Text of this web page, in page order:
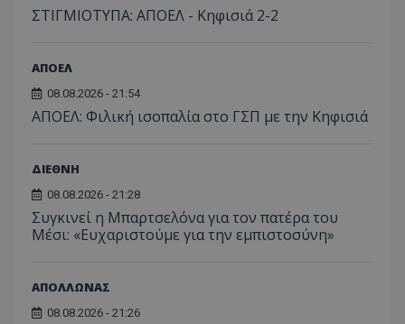
ΣΤΙΓΜΙΟΤΥΠΑ: ΑΠΟΕΛ - Κηφισιά 2-2
ΑΠΟΕΛ
08.08.2026 - 21:54
ΑΠΟΕΛ: Φιλική ισοπαλία στο ΓΣΠ με την Κηφισιά
ΔΙΕΘΝΗ
08.08.2026 - 21:28
Συγκινεί η Μπαρτσελόνα για τον πατέρα του
Μέσι: «Ευχαριστούμε για την εμπιστοσύνη»
ΑΠΟΛΛΩΝΑΣ
08.08.2026 - 21:26